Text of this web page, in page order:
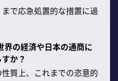
で応急処置的な措置に過
界の経済や日本の通商に
か？
質上、これまでの恣意的